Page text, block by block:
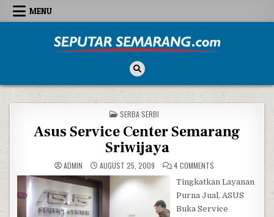
Skip to content
MENU
POSTED IN
SERBA SERBI
Asus Service Center Semarang
Sriwijaya
ADMIN AUGUST 25, 2009 4 COMMENTSON ASUS SERVICE
Tingkatkan Layanan
Purna Jual, ASUS
Buka Service